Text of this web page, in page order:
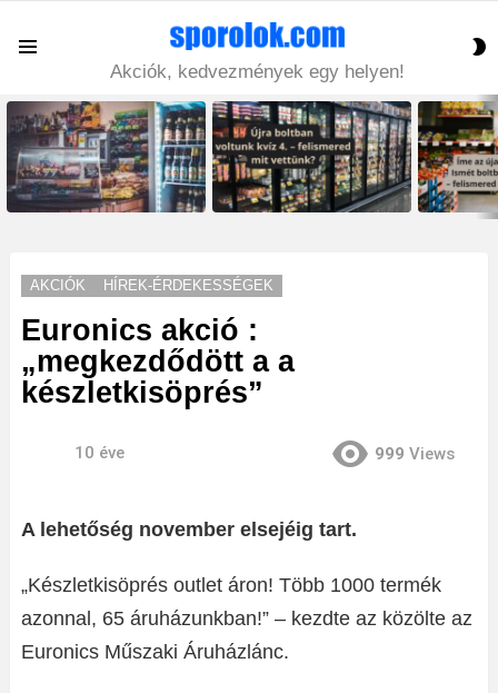
Akciók, kedvezmények egy helyen!
LATEST
STORIES
AKCIÓK HÍREK-ÉRDEKESSÉGEK
Euronics akció :
„megkezdődött a a
készletkisöprés”
10 éve 999 Views
A lehetőség november elsejéig tart.
„Készletkisöprés outlet áron! Több 1000 termék
azonnal, 65 áruházunkban!” – kezdte az közölte az
Euronics Műszaki Áruházlánc.